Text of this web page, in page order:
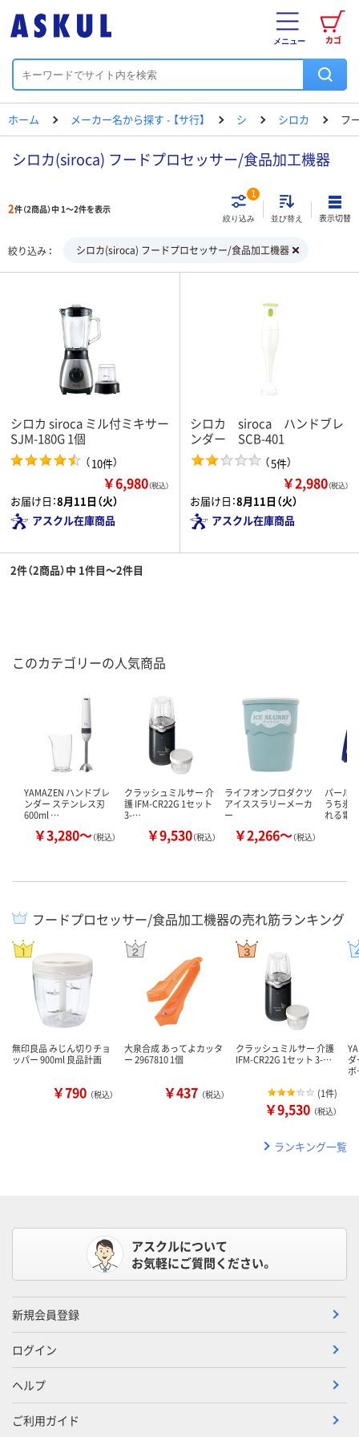
カゴ
メニュー
ホーム メーカー名から探す - 【サ行】 シ シロカ フ
シロカ(siroca) フードプロセッサー/食品加工機器
2件（2商品）中 1～2件を表示
絞り込み
1
並び替え 表示切替
絞り込み シロカ(siroca) フードプロセッサー/食品加工機器
シロカ siroca ミル付ミキサー
SJM-180G 1個
（10件）
￥6,980（税込）
お届け日：8月11日（火）
アスクル在庫商品
シロカ siroca ハンドブレ
ンダー SCB-401
（5件）
￥2,980（税込）
お届け日：8月11日（火）
アスクル在庫商品
2件（2商品）中 1件目～2件目
このカテゴリーの人気商品
YAMAZEN ハンドブレ
ンダー ステンレス刃
600ml …
￥3,280～（税込）
クラッシュミルサー 介
護 IFM-CR22G 1セット
3-…
￥9,530（税込）
ライフオンプロダクツ
アイススラリーメーカ
ー
￥2,266～（税込）
パール
うち氷
れる電
フードプロセッサー/食品加工機器の売れ筋ランキング
無印良品 みじん切りチョ
ッパー 900ml 良品計画
￥790 （税込）
大泉合成 あってよカッタ
ー 2967810 1個
￥437 （税込）
クラッシュミルサー 介護
IFM-CR22G 1セット 3-…
(1件)
￥9,530 （税込）
ランキング一覧
アスクルについて
お気軽にご質問ください。
新規会員登録
ログイン
ヘルプ
ご利用ガイド